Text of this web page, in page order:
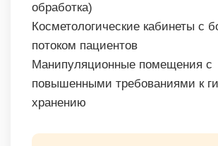
обработка)
Косметологические кабинеты с
потоком пациентов
Манипуляционные помещения с
повышенными требованиями к
хранению